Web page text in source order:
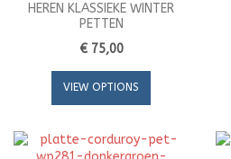
HEREN KLASSIEKE WINTER
PETTEN
€ 75,00
VIEW OPTIONS